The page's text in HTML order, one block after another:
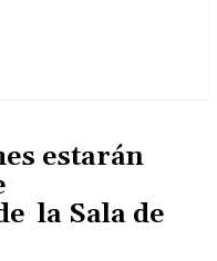
estarán
la Sala de